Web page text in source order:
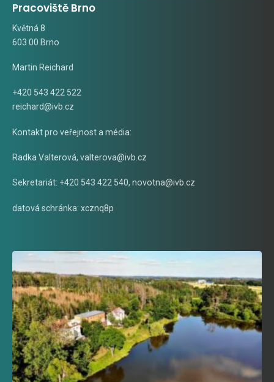
Pracoviště Brno
Květná 8
603 00 Brno
Martin Reichard
+420 543 422 522
reichard@ivb.cz
Kontakt pro veřejnost a média:
Radka Valterová, valterova@ivb.cz
Sekretariát: +420 543 422 540, novotna@ivb.cz
datová schránka: xcznq8p